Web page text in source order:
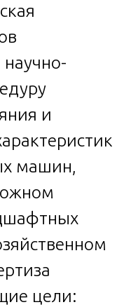
научно-
и
машин,
цели: